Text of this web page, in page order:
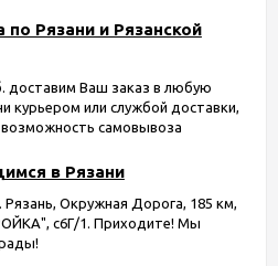
по Рязани и Рязанской
доставим Ваш заказ в любую
курьером или службой доставки,
самовывоза
в Рязани
Рязань, Окружная Дорога, 185 км,
с6Г/1. Приходите! Мы